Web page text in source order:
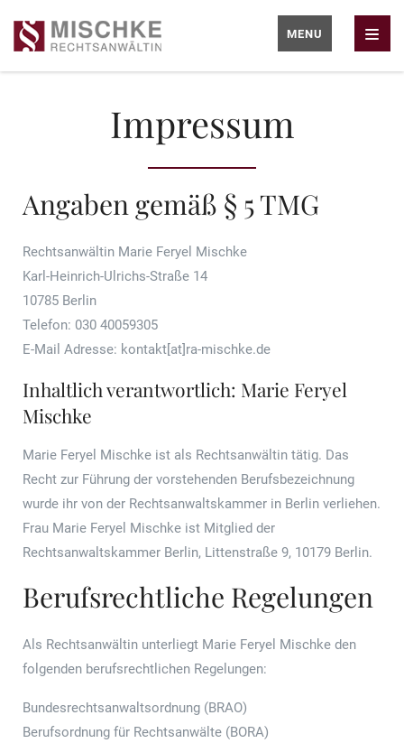
MENU
Impressum
Angaben gemäß § 5 TMG
Rechtsanwältin Marie Feryel Mischke
Karl-Heinrich-Ulrichs-Straße 14
10785 Berlin
Telefon: 030 40059305
E-Mail Adresse: kontakt[at]ra-mischke.de
Inhaltlich verantwortlich: Marie Feryel
Mischke
Marie Feryel Mischke ist als Rechtsanwältin tätig. Das
Recht zur Führung der vorstehenden Berufsbezeichnung
wurde ihr von der Rechtsanwaltskammer in Berlin verliehen.
Frau Marie Feryel Mischke ist Mitglied der
Rechtsanwaltskammer Berlin, Littenstraße 9, 10179 Berlin.
Berufsrechtliche Regelungen
Als Rechtsanwältin unterliegt Marie Feryel Mischke den
folgenden berufsrechtlichen Regelungen:
Bundesrechtsanwaltsordnung (BRAO)
Berufsordnung für Rechtsanwälte (BORA)